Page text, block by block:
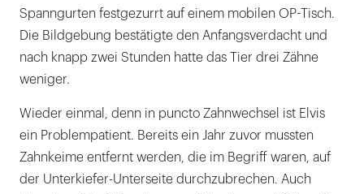
Spanngurten festgezurrt auf einem mobilen OP-Tisch.
Die Bildgebung bestätigte den Anfangsverdacht und
nach knapp zwei Stunden hatte das Tier drei Zähne
weniger.
Wieder einmal, denn in puncto Zahnwechsel ist Elvis
ein Problempatient. Bereits ein Jahr zuvor mussten
Zahnkeime entfernt werden, die im Begriff waren, auf
der Unterkiefer-Unterseite durchzubrechen. Auch